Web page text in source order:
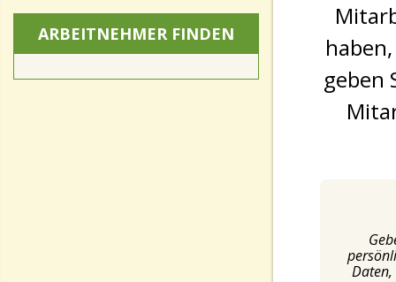
ARBEITNEHMER FINDEN
geben
Daten,